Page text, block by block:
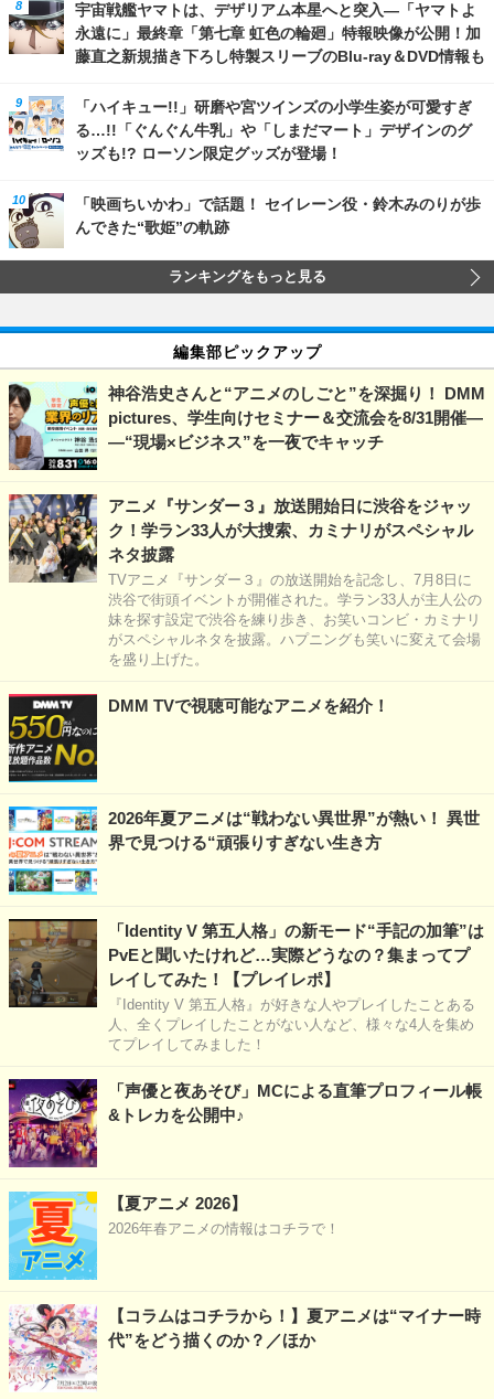
宇宙戦艦ヤマトは、デザリアム本星へと突入―「ヤマトよ
永遠に」最終章「第七章 虹色の輪廻」特報映像が公開！加
藤直之新規描き下ろし特製スリーブのBlu-ray＆DVD情報も
「ハイキュー!!」研磨や宮ツインズの小学生姿が可愛すぎ
る…!!「ぐんぐん牛乳」や「しまだマート」デザインのグ
ッズも!? ローソン限定グッズが登場！
「映画ちいかわ」で話題！ セイレーン役・鈴木みのりが歩
んできた“歌姫”の軌跡
ランキングをもっと見る
編集部ピックアップ
神谷浩史さんと“アニメのしごと”を深掘り！ DMM
pictures、学生向けセミナー＆交流会を8/31開催―
―“現場×ビジネス”を一夜でキャッチ
アニメ『サンダー３』放送開始日に渋谷をジャッ
ク！学ラン33人が大捜索、カミナリがスペシャル
ネタ披露
TVアニメ『サンダー３』の放送開始を記念し、7月8日に
渋谷で街頭イベントが開催された。学ラン33人が主人公の
妹を探す設定で渋谷を練り歩き、お笑いコンビ・カミナリ
がスペシャルネタを披露。ハプニングも笑いに変えて会場
を盛り上げた。
DMM TVで視聴可能なアニメを紹介！
2026年夏アニメは“戦わない異世界”が熱い！ 異世
界で見つける“頑張りすぎない生き方
「Identity V 第五人格」の新モード“手記の加筆”は
PvEと聞いたけれど…実際どうなの？集まってプ
レイしてみた！【プレイレポ】
『Identity V 第五人格』が好きな人やプレイしたことある
人、全くプレイしたことがない人など、様々な4人を集め
てプレイしてみました！
「声優と夜あそび」MCによる直筆プロフィール帳
&トレカを公開中♪
【夏アニメ 2026】
2026年春アニメの情報はコチラで！
【コラムはコチラから！】夏アニメは“マイナー時
代”をどう描くのか？／ほか